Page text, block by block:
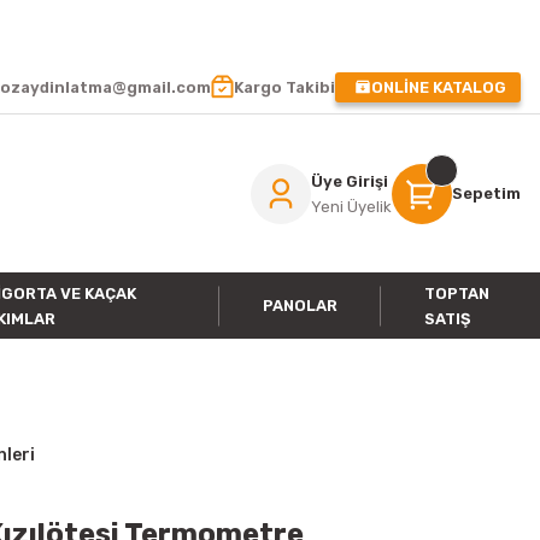
Kargo Takibi ONLİNE KATALOG
Üye Girişi
Yeni Üyelik
Sepetim
VE KAÇAK
PANOLAR
TOPTAN
SATIŞ